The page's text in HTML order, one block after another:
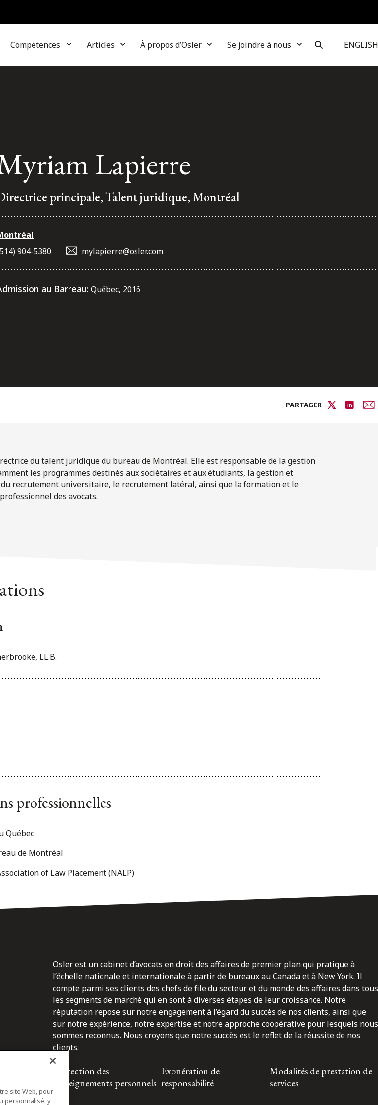
Compétences Articles À propos d’Osler Se joindre à nous ENGLISH
Lapierre
principale, Talent juridique, Montréal
904-5380
mylapierre@osler.com
au Barreau: Québec, 2016
PARTAGER
du talent juridique du bureau de Montréal. Elle est responsable de la gestion
les programmes destinés aux sociétaires et aux étudiants, la gestion et
recrutement universitaire, le recrutement latéral, ainsi que la formation et le
des avocats.
LL.B.
professionnelles
Québec
de Montréal
of Law Placement (NALP)
Osler est un cabinet d’avocats en droit des affaires de premier plan qui pratique à
l’échelle nationale et internationale à partir de bureaux au Canada et à New York. Il
compte parmi ses clients des chefs de file du secteur et du monde des affaires dans tous
les segments de marché qui en sont à diverses étapes de leur croissance. Notre
réputation repose sur notre engagement à l’égard du succès de nos clients, ainsi que
sur notre expérience, notre expertise et notre approche coopérative pour lesquels nous
sommes reconnus. Nous croyons que notre succès est le reflet de la réussite de nos
clients.
Protection des
renseignements personnels
Exonération de
responsabilité
Modalités de prestation de
services
site Web, pour
personnalisé, y